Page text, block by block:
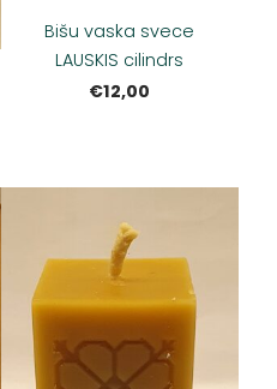
Bišu vaska svece
LAUSKIS cilindrs
€12,00